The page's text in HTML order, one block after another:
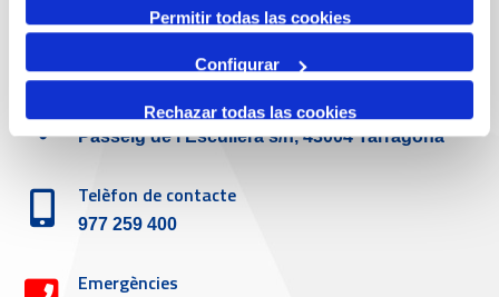
Permitir todas las cookies
Configurar
Rechazar todas las cookies
Dades de Contacte
Passeig de l'Escullera s/n, 43004 Tarragona
Telèfon de contacte
977 259 400
Emergències